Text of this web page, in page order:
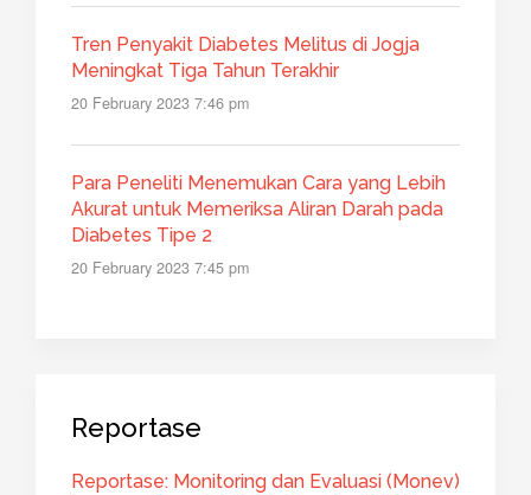
Tren Penyakit Diabetes Melitus di Jogja
Meningkat Tiga Tahun Terakhir
20 February 2023 7:46 pm
Para Peneliti Menemukan Cara yang Lebih
Akurat untuk Memeriksa Aliran Darah pada
Diabetes Tipe 2
20 February 2023 7:45 pm
Reportase
Reportase: Monitoring dan Evaluasi (Monev)